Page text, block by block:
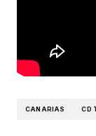
CANARIAS CD